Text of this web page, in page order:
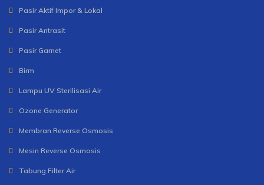
Pasir Aktif Impor & Lokal
Pasir Antrasit
Pasir Garnet
Birm
Lampu UV Sterilisasi Air
Ozone Generator
Membran Reverse Osmosis
Mesin Reverse Osmosis
Tabung Filter Air